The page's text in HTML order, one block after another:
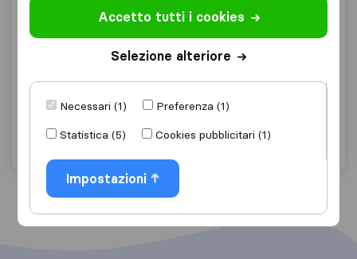
0
Tmc Service
Chiedi preventivo Dettagli
Accetto tutti i cookies
Selezione alteriore
Necessari (1)
Preferenza (1)
Statistica (5)
Cookies pubblicitari (1)
Impostazioni